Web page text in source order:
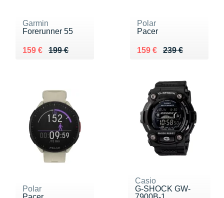
Garmin
Forerunner 55
199 €
Au lieu de 199 €
159 €
Vendu 159 €
Polar
Pacer
239 €
Au lieu de 239 €
159 €
Vendu 159 €
Polar
Casio
G-SHOCK GW-